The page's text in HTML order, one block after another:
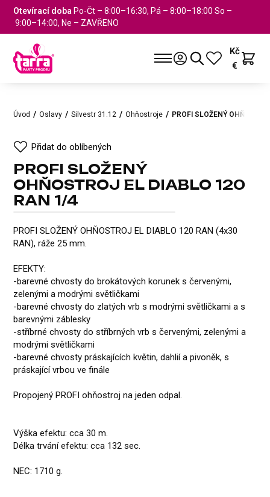
Otevírací doba Po-Čt – 8:00–16:30, Pá – 8:00–18:00 So –
9:00–14:00, Ne – ZAVŘENO
Kč
€
Úvod Oslavy Silvestr 31.12 Ohňostroje PROFI SLOŽENÝ
Přidat do oblíbených
PROFI SLOŽENÝ
OHŇOSTROJ EL DIABLO 120
RAN 1/4
PROFI SLOŽENÝ OHŇOSTROJ EL DIABLO 120 RAN (4x30
RAN), ráže 25 mm.
EFEKTY:
-barevné chvosty do brokátových korunek s červenými,
zelenými a modrými světličkami
-barevné chvosty do zlatých vrb s modrými světličkami a s
barevnými záblesky
-stříbrné chvosty do stříbrných vrb s červenými, zelenými a
modrými světličkami
-barevné chvosty práskajících květin, dahlií a pivoněk, s
práskající vrbou ve finále
Propojený PROFI ohňostroj na jeden odpal.
Výška efektu: cca 30 m.
Délka trvání efektu: cca 132 sec.
NEC: 1710 g.